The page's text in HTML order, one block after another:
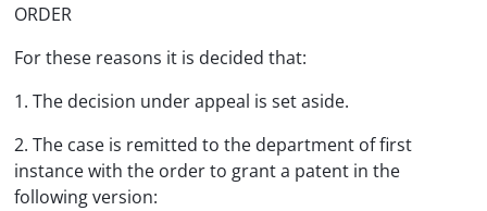
ORDER
For these reasons it is decided that:
1. The decision under appeal is set aside.
2. The case is remitted to the department of first
instance with the order to grant a patent in the
following version: